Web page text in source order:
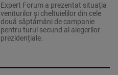
Expert Forum a prezentat situația
veniturilor și cheltuielilor din cele
două săptămâni de campanie
pentru turul secund al alegerilor
prezidențiale.